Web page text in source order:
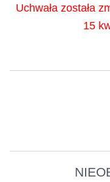
Uchwała została
15